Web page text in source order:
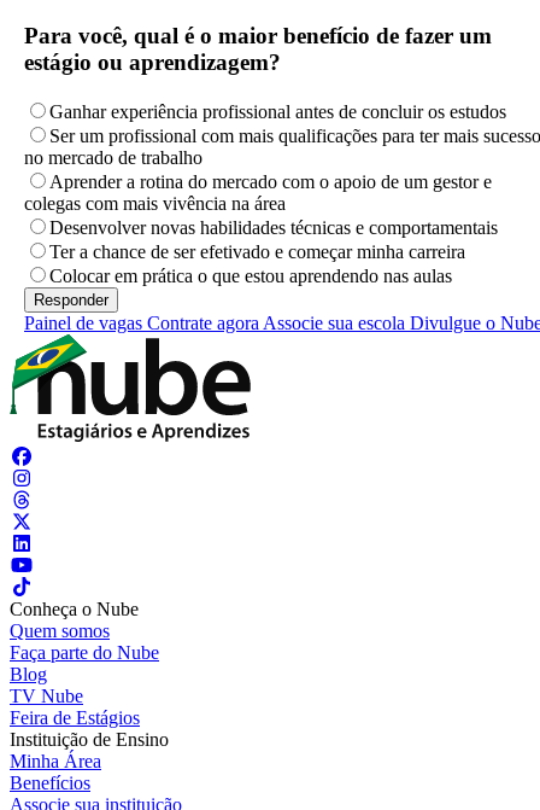
Para você, qual é o maior benefício de fazer um
estágio ou aprendizagem?
Ganhar experiência profissional antes de concluir os estudos
Ser um profissional com mais qualificações para ter mais sucesso
no mercado de trabalho
Aprender a rotina do mercado com o apoio de um gestor e
colegas com mais vivência na área
Desenvolver novas habilidades técnicas e comportamentais
Ter a chance de ser efetivado e começar minha carreira
Colocar em prática o que estou aprendendo nas aulas
Painel de vagas Contrate agora Associe sua escola Divulgue o
Conheça o Nube
Quem somos
Faça parte do Nube
Blog
TV Nube
Feira de Estágios
Instituição de Ensino
Minha Área
Benefícios
Associe sua instituição